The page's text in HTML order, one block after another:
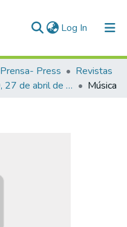
Log In (current)
Prensa- Press
Revistas
Número 10, 27 de abril de 1940 Música